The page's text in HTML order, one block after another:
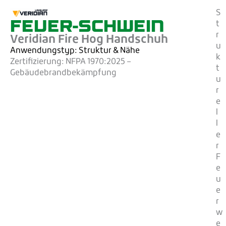
FEUER-SCHWEIN
Veridian Fire Hog Handschuh
Anwendungstyp: Struktur & Nähe
Zertifizierung: NFPA 1970:2025 –
Gebäudebrandbekämpfung
S
t
r
u
k
t
u
r
e
l
l
e
r
F
e
u
e
r
w
e